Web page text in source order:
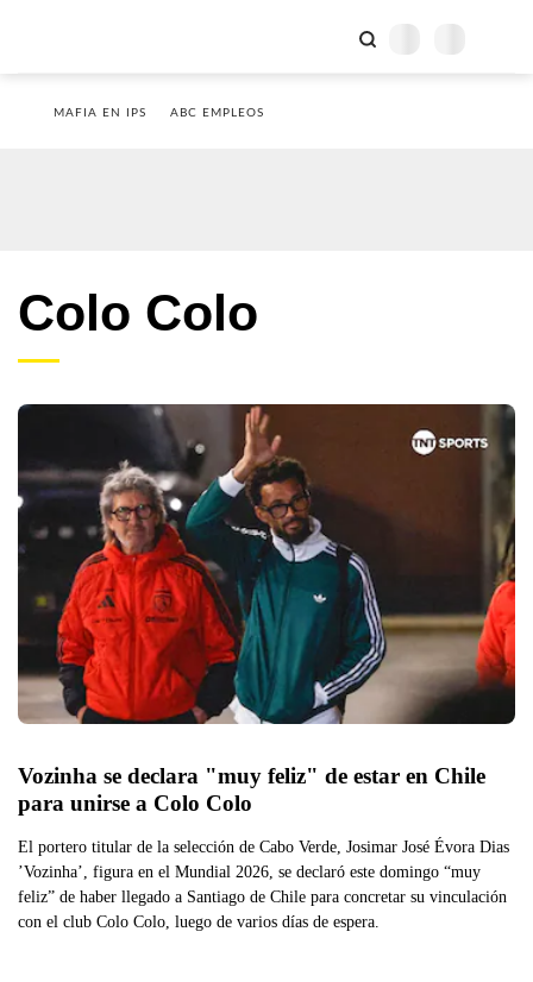
MAFIA EN IPS ABC EMPLEOS
Colo Colo
Vozinha se declara "muy feliz" de estar en Chile
para unirse a Colo Colo
El portero titular de la selección de Cabo Verde, Josimar José Évora Dias
’Vozinha’, figura en el Mundial 2026, se declaró este domingo “muy
feliz” de haber llegado a Santiago de Chile para concretar su vinculación
con el club Colo Colo, luego de varios días de espera.